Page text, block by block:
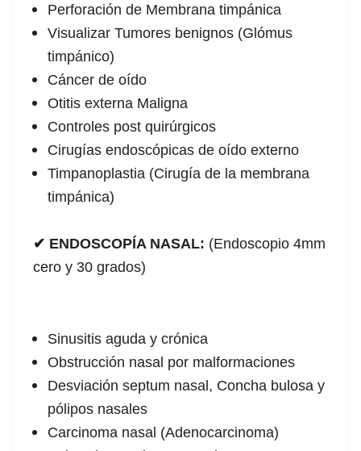
Perforación de Membrana timpánica
Visualizar Tumores benignos (Glómus
timpánico)
Cáncer de oído
Otitis externa Maligna
Controles post quirúrgicos
Cirugías endoscópicas de oído externo
Timpanoplastia (Cirugía de la membrana
timpánica)
✔ ENDOSCOPÍA NASAL: (Endoscopio 4mm
cero y 30 grados)
Sinusitis aguda y crónica
Obstrucción nasal por malformaciones
Desviación septum nasal, Concha bulosa y
pólipos nasales
Carcinoma nasal (Adenocarcinoma)